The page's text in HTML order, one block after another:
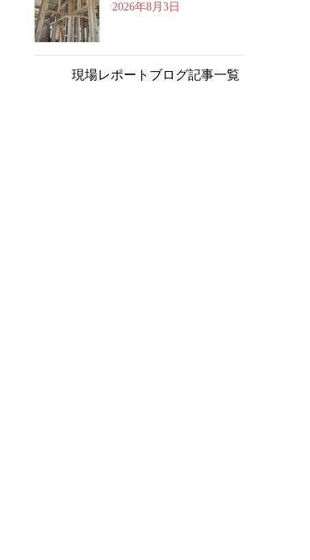
2026年8月3日
現場レポートブログ記事一覧